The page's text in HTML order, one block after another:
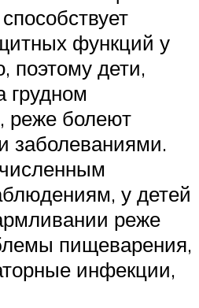
функций у
поэтому дети,
грудном
реже болеют
заболеваниями.
у детей
реже
пищеварения,
инфекции,